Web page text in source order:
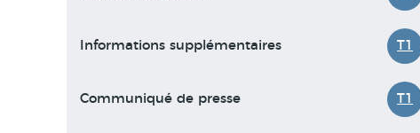
Informations supplémentaires
Communiqué de presse
T1
T1